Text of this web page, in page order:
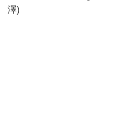
澤)